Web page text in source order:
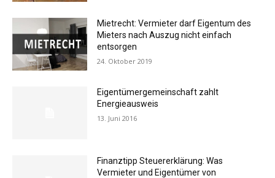
Mietrecht: Vermieter darf Eigentum des
Mieters nach Auszug nicht einfach
entsorgen
24. Oktober 2019
Eigentümergemeinschaft zahlt
Energieausweis
13. Juni 2016
Finanztipp Steuererklärung: Was
Vermieter und Eigentümer von